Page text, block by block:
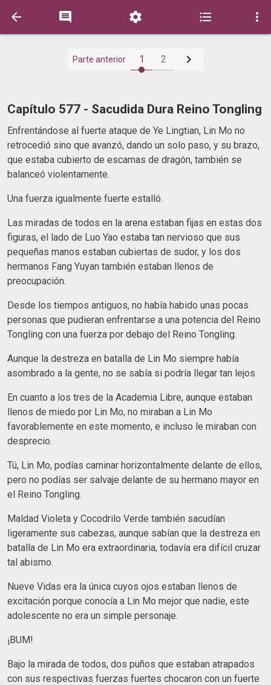
    
Parte anterior 1 2 
Capítulo 577 - Sacudida Dura Reino Tongling
Enfrentándose al fuerte ataque de Ye Lingtian, Lin Mo no
retrocedió sino que avanzó, dando un solo paso, y su brazo,
que estaba cubierto de escamas de dragón, también se
balanceó violentamente.
Una fuerza igualmente fuerte estalló.
Las miradas de todos en la arena estaban fijas en estas dos
figuras, el lado de Luo Yao estaba tan nervioso que sus
pequeñas manos estaban cubiertas de sudor, y los dos
hermanos Fang Yuyan también estaban llenos de
preocupación.
Desde los tiempos antiguos, no había habido unas pocas
personas que pudieran enfrentarse a una potencia del Reino
Tongling con una fuerza por debajo del Reino Tongling.
Aunque la destreza en batalla de Lin Mo siempre había
asombrado a la gente, no se sabía si podría llegar tan lejos.
En cuanto a los tres de la Academia Libre, aunque estaban
llenos de miedo por Lin Mo, no miraban a Lin Mo
favorablemente en este momento, e incluso le miraban con
desprecio.
Tú, Lin Mo, podías caminar horizontalmente delante de ellos,
pero no podías ser salvaje delante de su hermano mayor en
el Reino Tongling.
Maldad Violeta y Cocodrilo Verde también sacudían
ligeramente sus cabezas, aunque sabían que la destreza en
batalla de Lin Mo era extraordinaria, todavía era difícil cruzar
tal abismo.
Nueve Vidas era la única cuyos ojos estaban llenos de
excitación porque conocía a Lin Mo mejor que nadie, este
adolescente no era un simple personaje.
¡BUM!
Bajo la mirada de todos, dos puños que estaban atrapados
con sus respectivas fuerzas fuertes chocaron con un fuerte